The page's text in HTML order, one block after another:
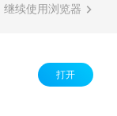
继续使用浏览器
打开